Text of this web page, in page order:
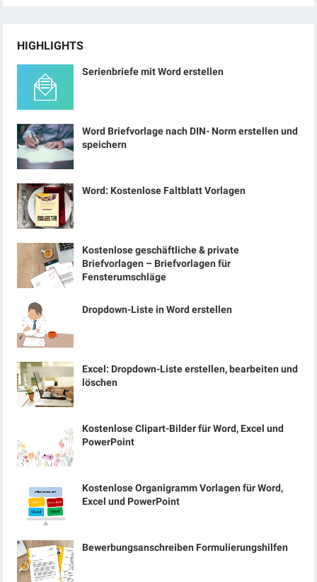
HIGHLIGHTS
Serienbriefe mit Word erstellen
Word Briefvorlage nach DIN- Norm erstellen und
speichern
Word: Kostenlose Faltblatt Vorlagen
Kostenlose geschäftliche & private
Briefvorlagen – Briefvorlagen für
Fensterumschläge
Dropdown-Liste in Word erstellen
Excel: Dropdown-Liste erstellen, bearbeiten und
löschen
Kostenlose Clipart-Bilder für Word, Excel und
PowerPoint
Kostenlose Organigramm Vorlagen für Word,
Excel und PowerPoint
Bewerbungsanschreiben Formulierungshilfen